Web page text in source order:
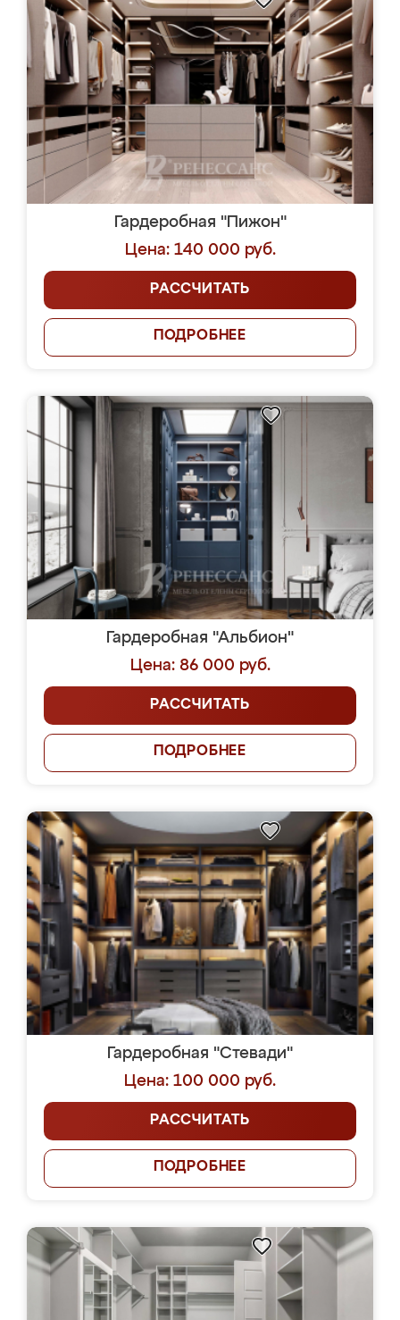
Гардеробная "Пижон"
Цена: 140 000 руб.
РАССЧИТАТЬ
ПОДРОБНЕЕ
Гардеробная "Альбион"
Цена: 86 000 руб.
РАССЧИТАТЬ
ПОДРОБНЕЕ
Гардеробная "Стевади"
Цена: 100 000 руб.
РАССЧИТАТЬ
ПОДРОБНЕЕ